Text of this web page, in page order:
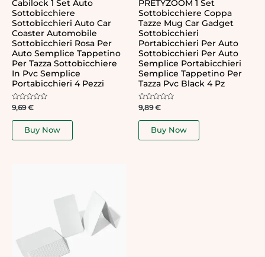
Cabilock 1 Set Auto
Sottobicchiere
Sottobicchieri Auto Car
Coaster Automobile
Sottobicchieri Rosa Per
Auto Semplice Tappetino
Per Tazza Sottobicchiere
In Pvc Semplice
Portabicchieri 4 Pezzi
Rated
out
9,69€
Buy Now
PRETYZOOM 1 Set
Sottobicchiere Coppa
Tazze Mug Car Gadget
Sottobicchieri
Portabicchieri Per Auto
Sottobicchieri Per Auto
Semplice Portabicchieri
Semplice Tappetino Per
Tazza Pvc Black 4 Pz
Rated
out
9,89€
Buy Now